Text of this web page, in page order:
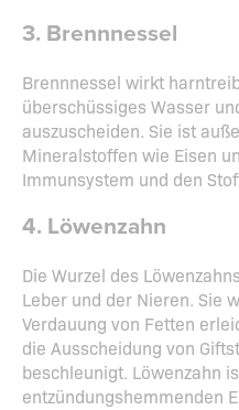
3. Brennnessel
Brennnessel wirkt
überschüssiges Wasser
auszuscheiden. Sie ist
Mineralstoffen wie Eisen
Immunsystem und den
4. Löwenzahn
Die Wurzel des
Leber und der Nieren. Sie
Verdauung von Fetten
die Ausscheidung von
beschleunigt. Löwenzahn
entzündungshemmenden